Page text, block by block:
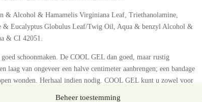
Beheer toestemming
Alcohol & Hamamelis Virginiana Leaf, Triethanolamine,
& Eucalyptus Globulus Leaf/Twig Oil, Aqua & benzyl Alcohol &
& CI 42051.
schoonmaken. De COOL GEL dan goed, maar rustig
van ongeveer een halve centimeter aanbrengen; een bandage
wonden. Herhaal indien nodig. COOL GEL kunt u zowel voor